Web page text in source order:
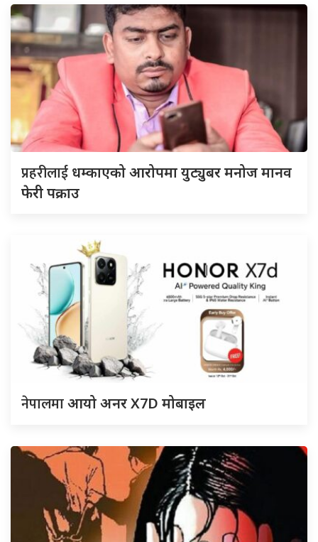
प्रहरीलाई धम्काएको आरोपमा युट्युबर मनोज मानव
फेरी पक्राउ
नेपालमाआयो अनर X7D मोबाइल